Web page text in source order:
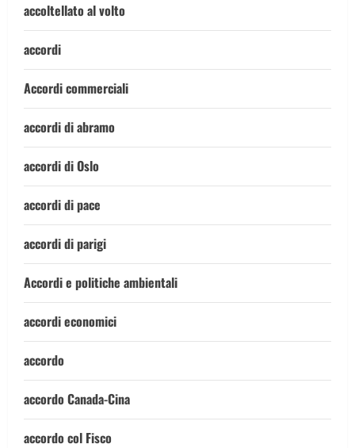
accoltellato al volto
accordi
Accordi commerciali
accordi di abramo
accordi di Oslo
accordi di pace
accordi di parigi
Accordi e politiche ambientali
accordi economici
accordo
accordo Canada-Cina
accordo col Fisco